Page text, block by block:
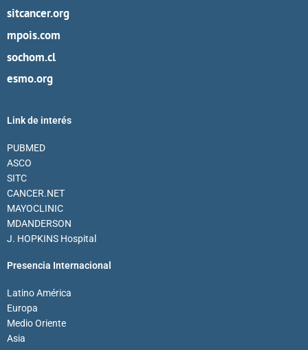
sitcancer.org
mpois.com
sochom.cl
esmo.org
Link de interés
PUBMED
ASCO
SITC
CANCER.NET
MAYOCLINIC
MDANDERSON
J. HOPKINS Hospital
Presencia Internacional
Latino América
Europa
Medio Oriente
Asia